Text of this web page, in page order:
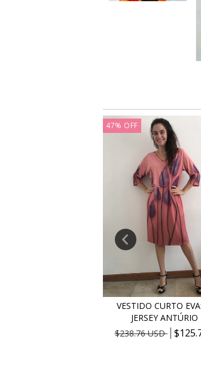
47% OFF
VESTIDO CURTO
JERSEY ANTÚRIO
$238.76 USD